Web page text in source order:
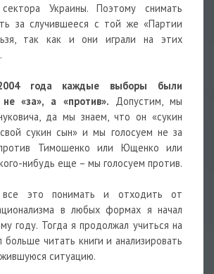
сектора Украины. Поэтому снимать
за случившееся с той же «Партии
так как и они играли на этих
года каждые выборы были
не «за», а «против». Допустим, мы
да мы знаем, что он «сукин
сукин сын» и мы голосуем не за
Тимошенко или Ющенко или
нибудь еще – мы голосуем против.
все это понимать и отходить от
в любых формах я начал
году. Тогда я продолжал учиться на
читать книги и анализировать
ситуацию.